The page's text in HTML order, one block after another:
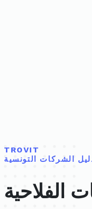
TROVIT
الشركات التونسية
الفلاحية